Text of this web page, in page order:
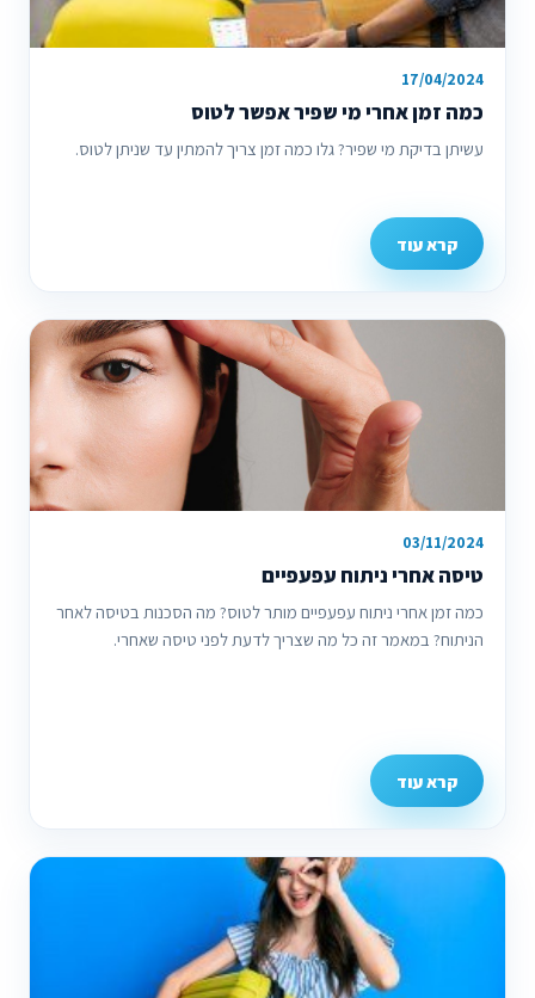
17/04/2024
כמה זמן אחרי מי שפיר אפשר לטוס
עשיתן בדיקת מי שפיר? גלו כמה זמן צריך להמתין עד שניתן לטוס.
קרא עוד
03/11/2024
טיסה אחרי ניתוח עפעפיים
כמה זמן אחרי ניתוח עפעפיים מותר לטוס? מה הסכנות בטיסה לאחר
הניתוח? במאמר זה כל מה שצריך לדעת לפני טיסה שאחרי.
קרא עוד